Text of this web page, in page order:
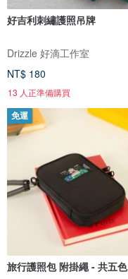
好吉利刺繡護照吊牌
Drizzle 好滴工作室
NT$ 180
13 人正準備購買
免運
旅行護照包 附掛繩 - 共五色